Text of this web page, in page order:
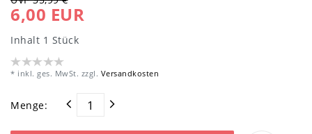
6,00 EUR
Inhalt 1 Stück
* inkl. ges. MwSt. zzgl. Versandkosten
Menge: